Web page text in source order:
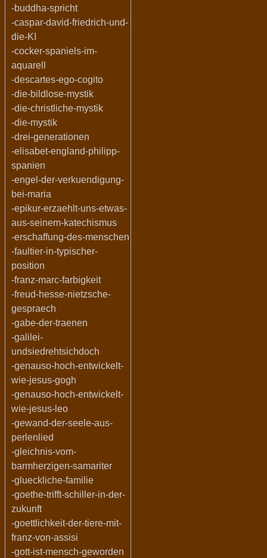
-buddha-spricht
-caspar-david-friedrich-und-
die-KI
-cocker-spaniels-im-
aquarell
-descartes-ego-cogito
-die-bildlose-mystik
-die-christliche-mystik
-die-mystik
-drei-generationen
-elisabet-england-philipp-
spanien
-engel-der-verkuendigung-
bei-maria
-epikur-erzaehlt-uns-etwas-
aus-seinem-katechismus
-erschaffung-des-menschen
-faultier-in-typischer-
position
-franz-marc-farbigkeit
-freud-hesse-nietzsche-
gespraech
-gabe-der-traenen
-galilei-
undsiedrehtsichdoch
-genauso-hoch-entwickelt-
wie-jesus-gogh
-genauso-hoch-entwickelt-
wie-jesus-leo
-gewand-der-seele-aus-
perlenlied
-gleichnis-vom-
barmherzigen-samariter
-glueckliche-familie
-goethe-trifft-schiller-in-der-
zukunft
-goettlichkeit-der-tiere-mit-
franz-von-assisi
-gott-ist-mensch-geworden